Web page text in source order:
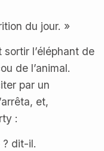
du jour. »
l’éléphant de
de l’animal.
par un
et,
:
? dit-il.